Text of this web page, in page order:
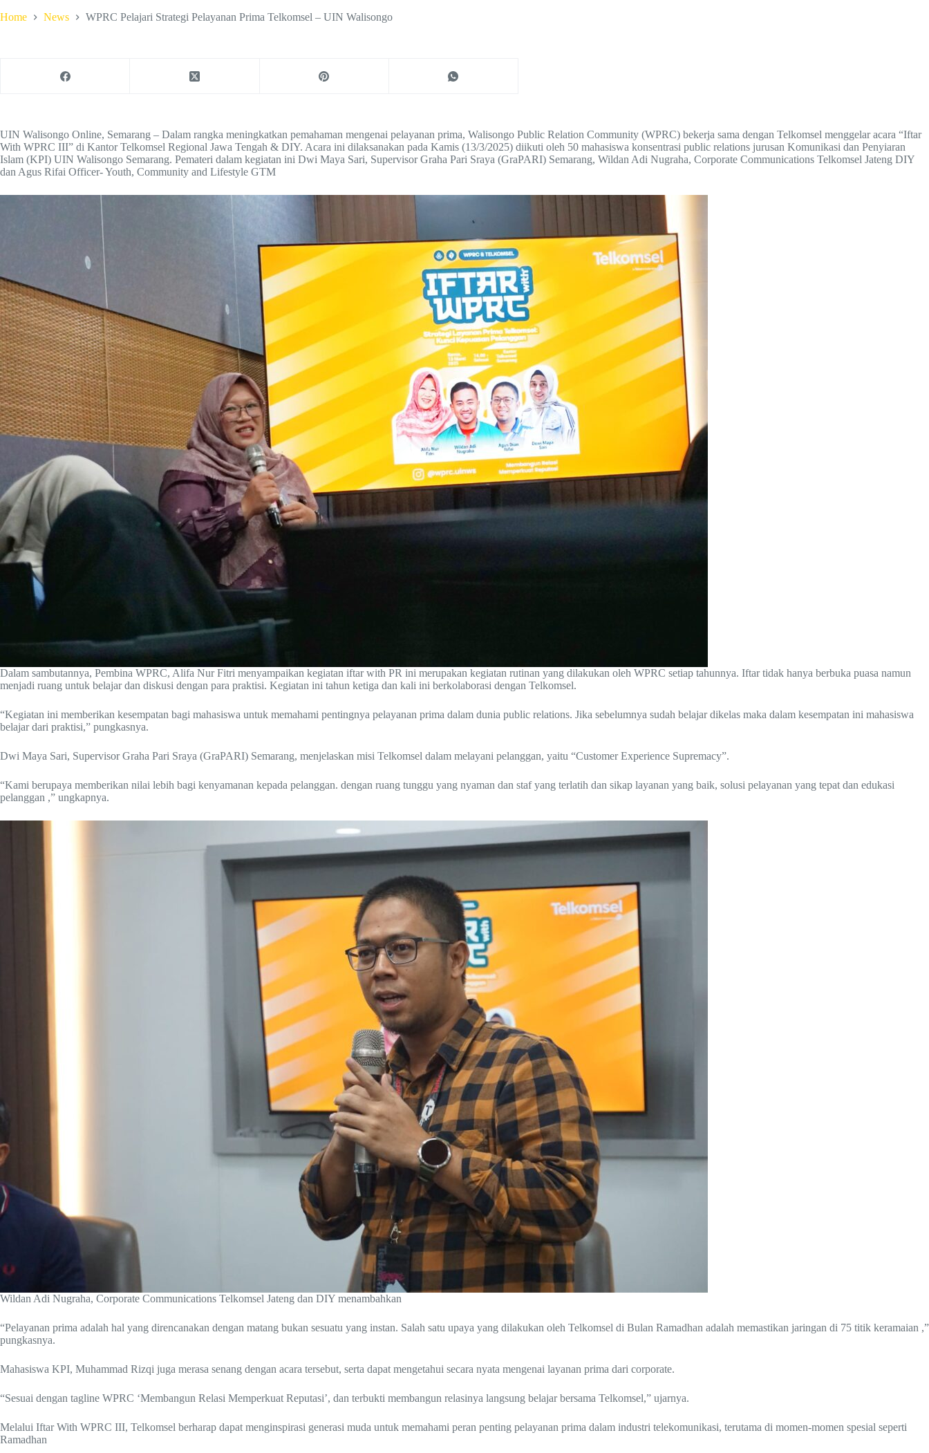
Home News WPRC Pelajari Strategi Pelayanan Prima Telkomsel – UIN Walisongo
UIN Walisongo Online, Semarang – Dalam rangka meningkatkan pemahaman mengenai pelayanan prima, Walisongo Public Relation Community (WPRC) bekerja sama dengan Telkomsel menggelar acara “Iftar
With WPRC III” di Kantor Telkomsel Regional Jawa Tengah & DIY. Acara ini dilaksanakan pada Kamis (13/3/2025) diikuti oleh 50 mahasiswa konsentrasi public relations jurusan Komunikasi dan Penyiaran
Islam (KPI) UIN Walisongo Semarang. Pemateri dalam kegiatan ini Dwi Maya Sari, Supervisor Graha Pari Sraya (GraPARI) Semarang, Wildan Adi Nugraha, Corporate Communications Telkomsel Jateng DIY
dan Agus Rifai Officer- Youth, Community and Lifestyle GTM
Dalam sambutannya, Pembina WPRC, Alifa Nur Fitri menyampaikan kegiatan iftar with PR ini merupakan kegiatan rutinan yang dilakukan oleh WPRC setiap tahunnya. Iftar tidak hanya berbuka puasa namun
menjadi ruang untuk belajar dan diskusi dengan para praktisi. Kegiatan ini tahun ketiga dan kali ini berkolaborasi dengan Telkomsel.
“Kegiatan ini memberikan kesempatan bagi mahasiswa untuk memahami pentingnya pelayanan prima dalam dunia public relations. Jika sebelumnya sudah belajar dikelas maka dalam kesempatan ini mahasiswa
belajar dari praktisi,” pungkasnya.
Dwi Maya Sari, Supervisor Graha Pari Sraya (GraPARI) Semarang, menjelaskan misi Telkomsel dalam melayani pelanggan, yaitu “Customer Experience Supremacy”.
“Kami berupaya memberikan nilai lebih bagi kenyamanan kepada pelanggan. dengan ruang tunggu yang nyaman dan staf yang terlatih dan sikap layanan yang baik, solusi pelayanan yang tepat dan edukasi
pelanggan ,” ungkapnya.
Wildan Adi Nugraha, Corporate Communications Telkomsel Jateng dan DIY menambahkan
“Pelayanan prima adalah hal yang direncanakan dengan matang bukan sesuatu yang instan. Salah satu upaya yang dilakukan oleh Telkomsel di Bulan Ramadhan adalah memastikan jaringan di 75 titik keramaian ,”
pungkasnya.
Mahasiswa KPI, Muhammad Rizqi juga merasa senang dengan acara tersebut, serta dapat mengetahui secara nyata mengenai layanan prima dari corporate.
“Sesuai dengan tagline WPRC ‘Membangun Relasi Memperkuat Reputasi’, dan terbukti membangun relasinya langsung belajar bersama Telkomsel,” ujarnya.
Melalui Iftar With WPRC III, Telkomsel berharap dapat menginspirasi generasi muda untuk memahami peran penting pelayanan prima dalam industri telekomunikasi, terutama di momen-momen spesial seperti
Ramadhan